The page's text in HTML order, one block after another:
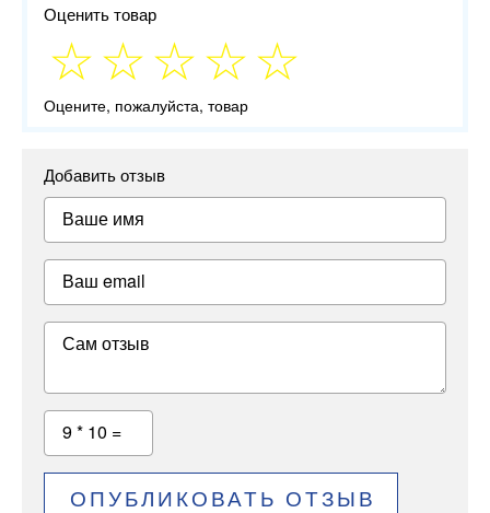
Оценить товар
Оцените, пожалуйста, товар
Добавить отзыв
Ваше имя
Ваш email
Сам отзыв
9 * 10 =
ОПУБЛИКОВАТЬ ОТЗЫВ